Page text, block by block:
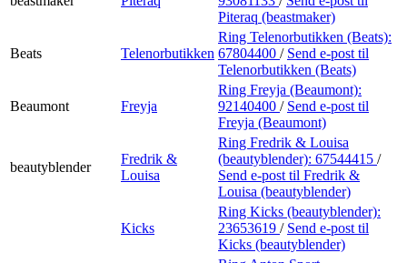
Piteraq (beastmaker)
Beats Telenorbutikken
Ring Telenorbutikken (Beats):
67804400 / Send e-post til
Telenorbutikken (Beats)
Beaumont Freyja
Ring Freyja (Beaumont):
92140400 / Send e-post til
Freyja (Beaumont)
beautyblender
Fredrik &
Louisa
Ring Fredrik & Louisa
(beautyblender): 67544415 /
Send e-post til Fredrik &
Louisa (beautyblender)
Kicks
Ring Kicks (beautyblender):
23653619 / Send e-post til
Kicks (beautyblender)